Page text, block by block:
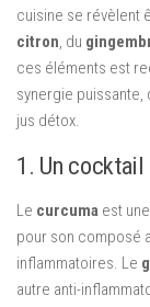
cuisine se révèlent
citron, du
ces éléments est
synergie puissante,
jus détox.
1. Un
Le curcuma est
pour son composé
inflammatoires. Le
autre anti-